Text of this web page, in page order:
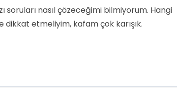
soruları nasıl çözeceğimi bilmiyorum. Hangi
etmeliyim, kafam çok karışık.